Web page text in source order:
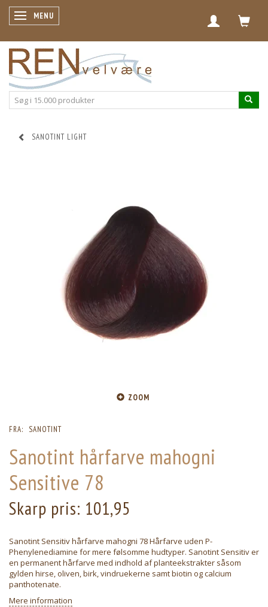
SKIFTE NAVIGATION
MENU
SANOTINT LIGHT
ZOOM
FRA: SANOTINT
Sanotint hårfarve mahogni
Sensitive 78
Skarp pris: 101,95
Sanotint Sensitiv hårfarve mahogni 78 Hårfarve uden P-
Phenylenediamine for mere følsomme hudtyper. Sanotint Sensitiv er
en permanent hårfarve med indhold af planteekstrakter såsom
gylden hirse, oliven, birk, vindruekerne samt biotin og calcium
panthotenate.
Mere information